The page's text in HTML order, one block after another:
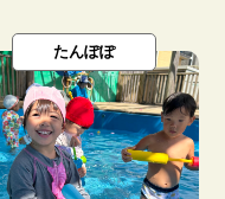
南児童クラブ
たんぽぽ